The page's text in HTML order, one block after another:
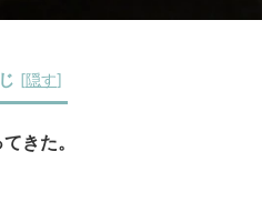
[隠す]
きた。